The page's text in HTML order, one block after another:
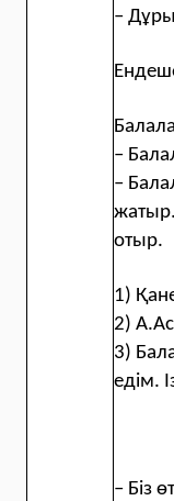
–
–
–
отыр.
1)
2)
3)
едім.
– Біз